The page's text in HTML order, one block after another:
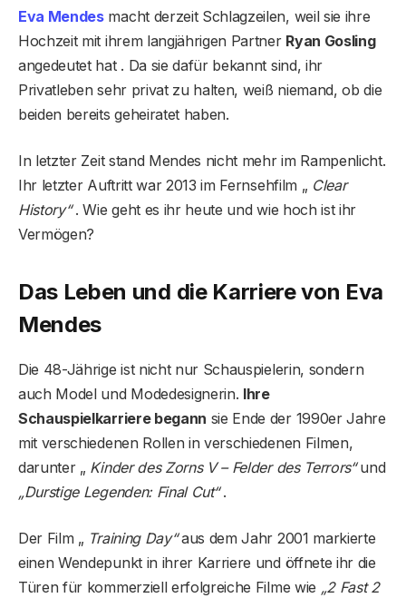
Eva Mendesmacht derzeit Schlagzeilen, weil sie ihre
Hochzeit mit ihrem langjährigen Partner Ryan Gosling
angedeutet hat . Da sie dafür bekannt sind, ihr
Privatleben sehr privat zu halten, weiß niemand, ob die
beiden bereits geheiratet haben.
In letzter Zeit stand Mendes nicht mehr im Rampenlicht.
Ihr letzter Auftritt war 2013 im Fernsehfilm „ Clear
History“. Wie geht es ihr heute und wie hoch ist ihr
Vermögen?
Das Leben und die Karriere von Eva
Mendes
Die 48-Jährige ist nicht nur Schauspielerin, sondern
auch Model und Modedesignerin. Ihre
Schauspielkarriere begann sie Ende der 1990er Jahre
mit verschiedenen Rollen in verschiedenen Filmen,
darunter „ Kinder des Zorns V – Felder des Terrors“und
„Durstige Legenden: Final Cut“.
Der Film „ Training Day“aus dem Jahr 2001 markierte
einen Wendepunkt in ihrer Karriere und öffnete ihr die
Türen für kommerziell erfolgreiche Filme wie „2 Fast 2